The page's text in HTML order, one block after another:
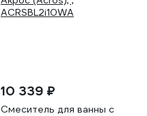
10 339 ₽
Смеситель для ванны с